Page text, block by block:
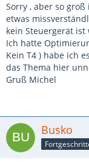
Sorry , aber so
etwas
kein Steuergerät ist
Ich hatte
Kein T4 ) habe ich
das Thema hier
Gruß Michel
Busko